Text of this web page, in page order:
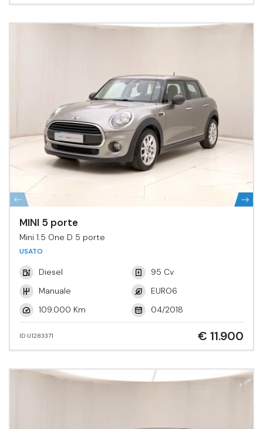
MINI 5 porte
Mini 1.5 One D 5 porte
USATO
Diesel
95 Cv
Manuale
EURO6
109.000 Km
04/2018
ID U1283371 € 11.900